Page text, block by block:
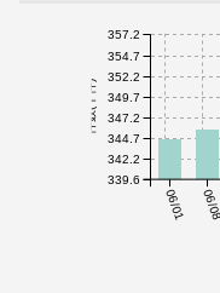
06/01 06/08
件数(千件)
339.6
342.2
344.7
347.2
349.7
352.2
354.7
357.2